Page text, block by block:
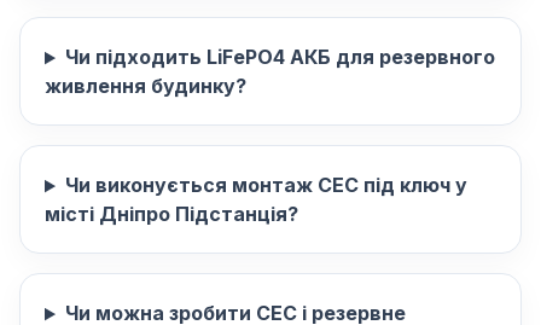
Чи підходить LiFePO4 АКБ для резервного
живлення будинку?
Чи виконується монтаж СЕС під ключ у
місті Дніпро Підстанція?
Чи можна зробити СЕС і резервне